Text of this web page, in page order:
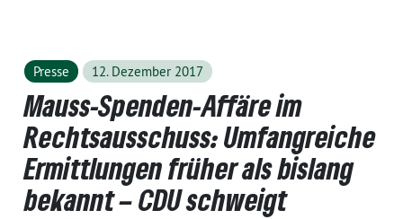
Presse 12. Dezember 2017
Mauss-Spenden-Affäre im
Rechtsausschuss: Umfangreiche
Ermittlungen früher als bislang
bekannt – CDU schweigt